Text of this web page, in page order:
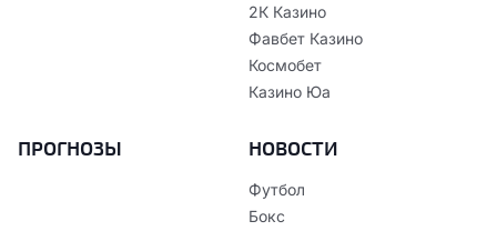
2К Казино
Фавбет Казино
Космобет
Казино Юа
ПРОГНОЗЫ НОВОСТИ
Футбол
Бокс